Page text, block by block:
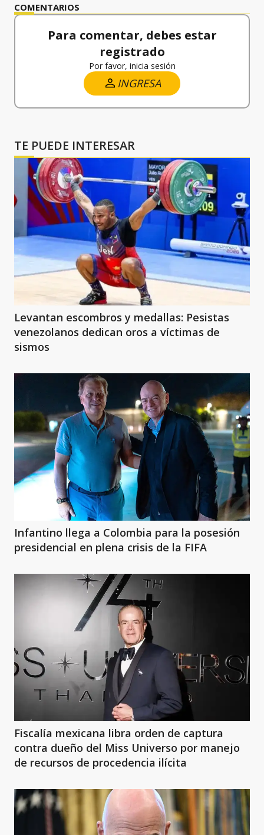
COMENTARIOS
Para comentar, debes estar
registrado
Por favor, inicia sesión
INGRESA
TE PUEDE INTERESAR
Levantan escombros y medallas: Pesistas
venezolanos dedican oros a víctimas de
sismos
Infantino llega a Colombia para la posesión
presidencial en plena crisis de la FIFA
Fiscalía mexicana libra orden de captura
contra dueño del Miss Universo por manejo
de recursos de procedencia ilícita